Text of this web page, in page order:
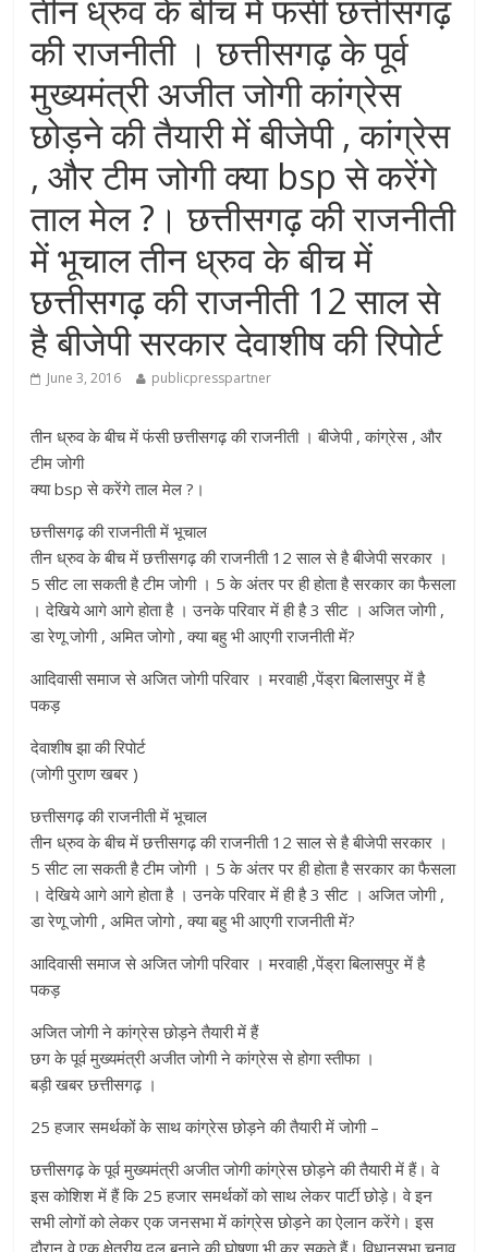
तीन ध्रुव के बीच में फंसी छत्तीसगढ़
की राजनीती । छत्तीसगढ़ के पूर्व
मुख्यमंत्री अजीत जोगी कांग्रेस
छोड़ने की तैयारी में बीजेपी , कांग्रेस
, और टीम जोगी क्या bsp से करेंगे
ताल मेल ?। छत्तीसगढ़ की राजनीती
में भूचाल तीन ध्रुव के बीच में
छत्तीसगढ़ की राजनीती 12 साल से
है बीजेपी सरकार देवाशीष की रिपोर्ट
June 3, 2016 publicpresspartner
तीन ध्रुव के बीच में फंसी छत्तीसगढ़ की राजनीती । बीजेपी , कांग्रेस , और
टीम जोगी
क्या bsp से करेंगे ताल मेल ?।
छत्तीसगढ़ की राजनीती में भूचाल
तीन ध्रुव के बीच में छत्तीसगढ़ की राजनीती 12 साल से है बीजेपी सरकार ।
5 सीट ला सकती है टीम जोगी । 5 के अंतर पर ही होता है सरकार का फैसला
। देखिये आगे आगे होता है । उनके परिवार में ही है 3 सीट । अजित जोगी ,
डा रेणू जोगी , अमित जोगो , क्या बहु भी आएगी राजनीती में?
आदिवासी समाज से अजित जोगी परिवार । मरवाही ,पेंड्रा बिलासपुर में है
पकड़
देवाशीष झा की रिपोर्ट
(जोगी पुराण खबर )
छत्तीसगढ़ की राजनीती में भूचाल
तीन ध्रुव के बीच में छत्तीसगढ़ की राजनीती 12 साल से है बीजेपी सरकार ।
5 सीट ला सकती है टीम जोगी । 5 के अंतर पर ही होता है सरकार का फैसला
। देखिये आगे आगे होता है । उनके परिवार में ही है 3 सीट । अजित जोगी ,
डा रेणू जोगी , अमित जोगो , क्या बहु भी आएगी राजनीती में?
आदिवासी समाज से अजित जोगी परिवार । मरवाही ,पेंड्रा बिलासपुर में है
पकड़
अजित जोगी ने कांग्रेस छोड़ने तैयारी में हैं
छग के पूर्व मुख्यमंत्री अजीत जोगी ने कांग्रेस से होगा स्तीफा ।
बड़ी खबर छत्तीसगढ़ ।
25 हजार समर्थकों के साथ कांग्रेस छोड़ने की तैयारी में जोगी –
छत्तीसगढ़ के पूर्व मुख्यमंत्री अजीत जोगी कांग्रेस छोड़ने की तैयारी में हैं। वे
इस कोशिश में हैं कि 25 हजार समर्थकों को साथ लेकर पार्टी छोड़े। वे इन
सभी लोगों को लेकर एक जनसभा में कांग्रेस छोड़ने का ऐलान करेंगे। इस
दौरान वे एक क्षेत्रीय दल बनाने की घोषणा भी कर सकते हैं। विधानसभा चुनाव